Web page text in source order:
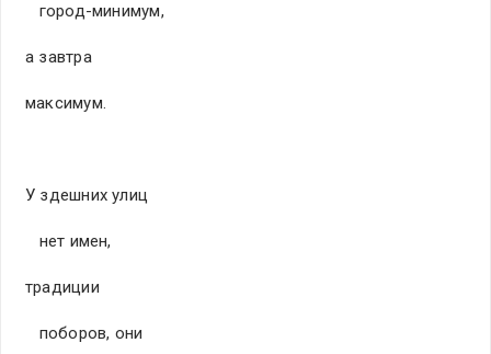
город-минимум,
а завтра
максимум.
У здешних улиц
нет имен,
традиции
поборов, они